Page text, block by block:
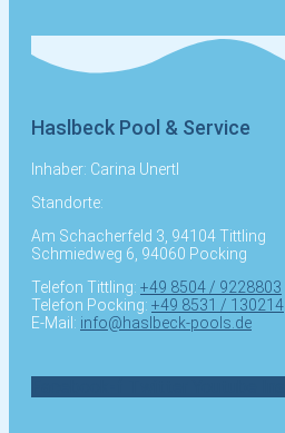
Haslbeck Pool & Service
Inhaber: Carina Unertl
Standorte:
Am Schacherfeld 3, 94104 Tittling
Schmiedweg 6, 94060 Pocking
Telefon Tittling: +49 8504 / 9228803
Telefon Pocking: +49 8531 / 130214
E-Mail: info@haslbeck-pools.de